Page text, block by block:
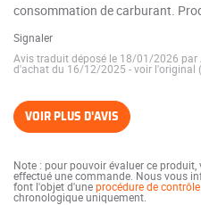
consommation de carburant.
Signaler
Avis traduit déposé le 18/01/2026 par
d'achat du 16/12/2025 -voir l'original
VOIR PLUS D'AVIS
Note : pour pouvoir évaluer ce
effectué une commande. Nous vous
font l'objet d'uneprocédure de contrôle
chronologique uniquement.